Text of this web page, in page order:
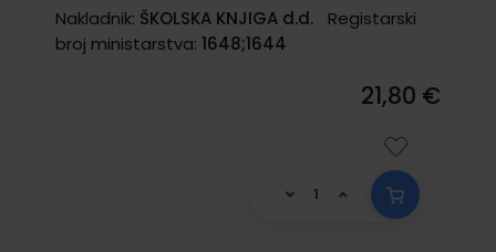
Nakladnik: ŠKOLSKA KNJIGA d.d.
Registarski
broj ministarstva: 1648;1644
21,80 €